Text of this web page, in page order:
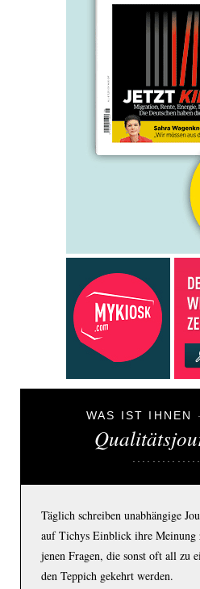
WAS IST IHNEN
Täglich schreiben unabhängige
auf Tichys Einblick ihre Meinung
jenen Fragen, die sonst oft all zu
den Teppich gekehrt werden.